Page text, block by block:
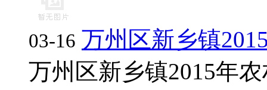
03-16 万州区新乡镇
万州区新乡镇2015年